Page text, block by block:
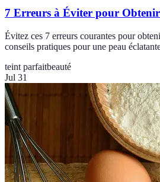
7 Erreurs à Éviter pour
Évitez ces 7 erreurs courantes pour
conseils pratiques pour une peau
teint parfaitbeauté
Jul 31